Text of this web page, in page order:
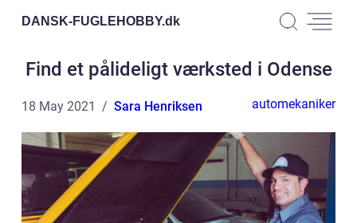
DANSK-FUGLEHOBBY.dk
Find et pålideligt værksted i Odense
18 May 2021 Sara Henriksen automekaniker